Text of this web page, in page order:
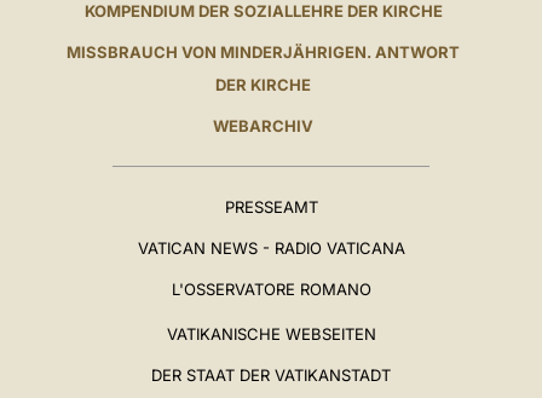
KOMPENDIUM DER SOZIALLEHRE DER KIRCHE
MISSBRAUCH VON MINDERJÄHRIGEN. ANTWORT
DER KIRCHE
WEBARCHIV
PRESSEAMT
VATICAN NEWS - RADIO VATICANA
L'OSSERVATORE ROMANO
VATIKANISCHE WEBSEITEN
DER STAAT DER VATIKANSTADT